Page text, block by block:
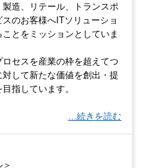
製造、リテール、トランスポ
のお客様へITソリューショ
とをミッションとしていま
ロセスを産業の枠を超えてつ
対して新たな価値を創出・提
指しています。
…続きを読む